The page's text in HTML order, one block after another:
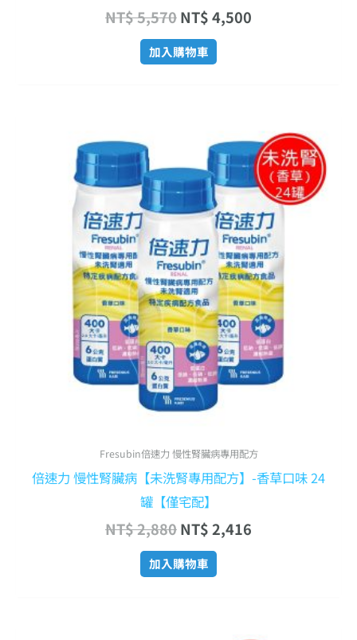
NT$5,570NT$4,500
加入購物車
Fresubin倍速力 慢性腎臟病專用配方
倍速力 慢性腎臟病【未洗腎專用配方】-香草口味 24
罐【僅宅配】
NT$2,880
格：
NT$ 2,880。
NT$2,416
前
價
格：
NT$ 2,416。
加入購物車